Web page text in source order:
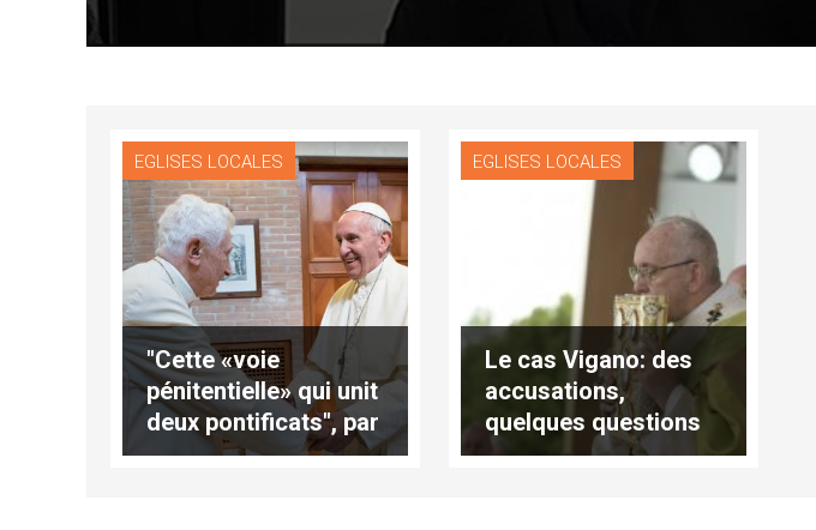
EGLISES LOCALES
"Cette «voie
pénitentielle» qui unit
deux pontificats", par
Andrea Tornielli
EGLISES LOCALES
Le cas Vigano: des
accusations,
quelques questions